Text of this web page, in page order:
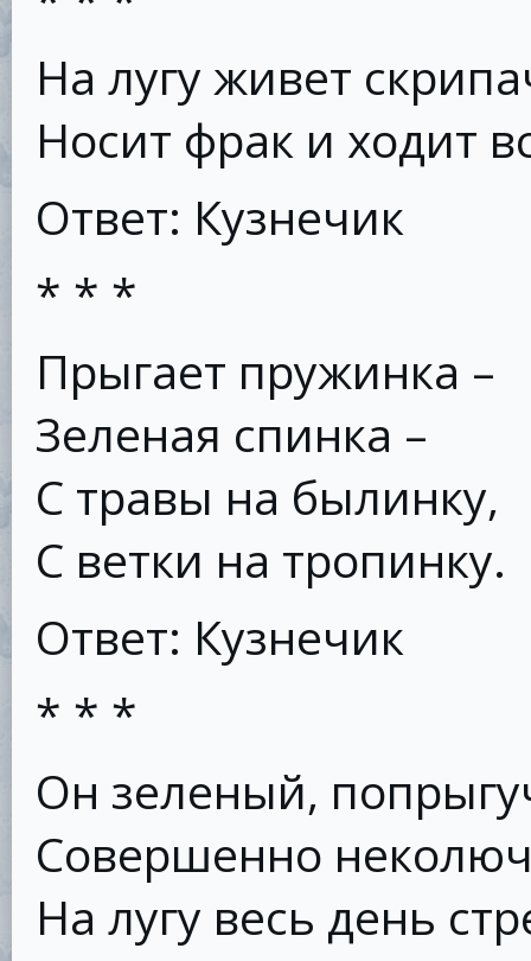
На лугу живет
Носит фрак и ходит
Ответ: Кузнечик
* * *
Прыгает пружинка –
Зеленая спинка –
С травы на былинку,
С ветки на тропинку.
Ответ: Кузнечик
* * *
Он зеленый,
Совершенно
На лугу весь день